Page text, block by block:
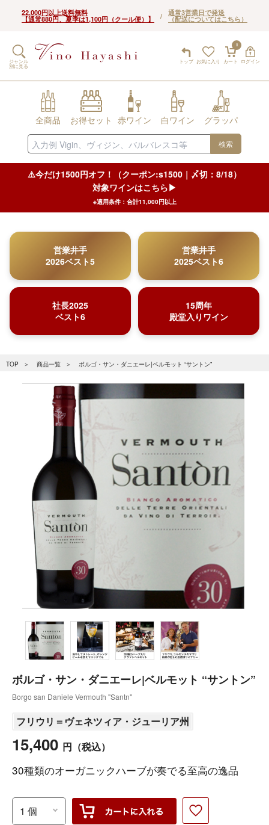
22,000円以上送料無料
【通常880円、夏季は1,100円（クール便）】 / 通常3営業日で発送
（配送についてはこちら）
トップ お気に入り
0
カート ログイン
ジャンル
別に見る
全商品 お得セット 赤ワイン 白ワイン グラッパ
検索
⚠️今だけ1500円オフ！（クーポン:s1500｜〆切：8/18）
対象ワインはこちら▶︎
※適用条件：合計11,000円以上
営業井手
2026ベスト5
営業井手
2025ベスト6
社長2025
ベスト6
15周年
殿堂入りワイン
TOP 商品一覧 ボルゴ・サン・ダニエーレ|ベルモット “サントン”
ボルゴ・サン・ダニエーレ|ベルモット “サントン”
Borgo san Daniele Vermouth "Santn"
フリウリ＝ヴェネツィア・ジューリア州
15,400 円 （税込）
30種類のオーガニックハーブが奏でる至高の逸品